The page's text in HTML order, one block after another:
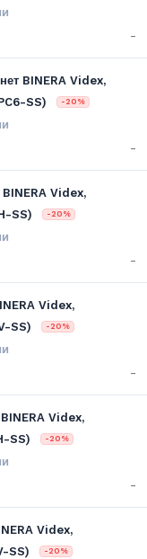
-
BINERA Videx,
SS)
-20%
-
Videx,
SS)
-20%
-
Videx,
SS)
-20%
-
Videx,
SS)
-20%
-
Videx,
SS)
-20%